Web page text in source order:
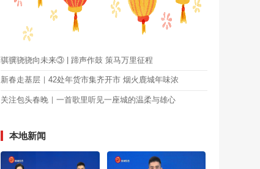
骐骥骁骁向未来③ | 蹄声作鼓 策马万里征程
新春走基层｜42处年货市集齐开市 烟火鹿城年味浓
关注包头春晚｜一首歌里听见一座城的温柔与雄心
本地新闻